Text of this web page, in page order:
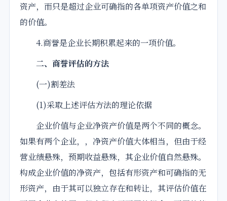
资产，而只是超过企业可确指的各单项资产价值之和
的价值。
4.商誉是企业长期积累起来的一项价值。
二、商誉评估的方法
(一)割差法
(1)采取上述评估方法的理论依据
企业价值与企业净资产价值是两个不同的概念。
如果有两个企业，，净资产价值大体相当，但由于经
营业绩悬殊，预期收益悬殊，其企业价值自然悬殊。
构成企业价值的净资产，包括有形资产和可确指的无
形资产，由于其可以独立存在和转让，其评估价值在